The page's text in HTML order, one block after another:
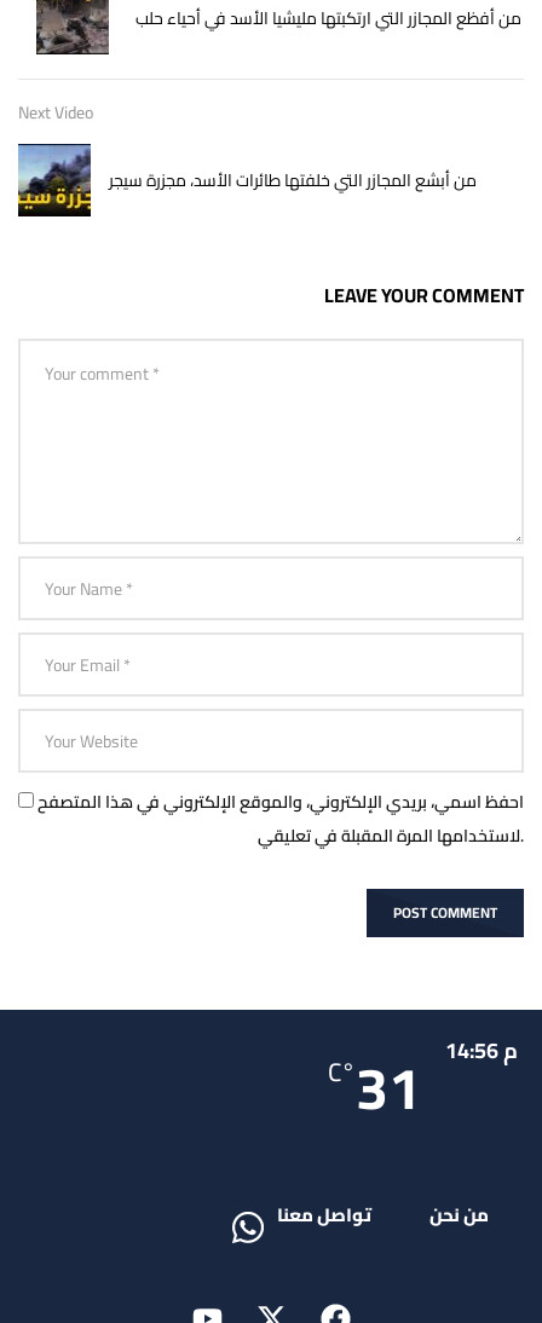
من أفظع المجازر التي ارتكبتها مليشيا الأسد في أحياء حلب
Next Video
من أبشع المجازر التي خلفتها طائرات الأسد، مجزرة سيجر
LEAVE YOUR COMMENT
احفظ اسمي، بريدي الإلكتروني، والموقع الإلكتروني في هذا المتصفح
لاستخدامها المرة المقبلة في تعليقي.
م 14:56 31
°C
من نحن تواصل معنا